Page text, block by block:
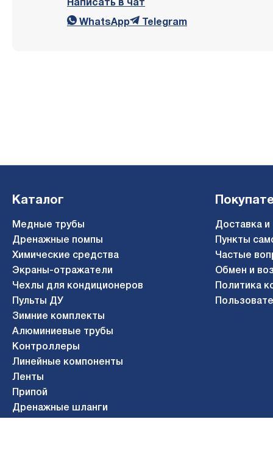
Написать в чат
WhatsApp Telegram
Каталог
Медные трубы
Дренажные помпы
Химические средства
Экраны-отражатели
Чехлы для кондиционеров
Пульты ДУ
Зимние комплекты
Алюминиевые трубы
Контроллеры
Линейные компоненты
Ленты
Припой
Дренажные шланги
Доставка и
Пункты
Частые
Обмен и
Политика